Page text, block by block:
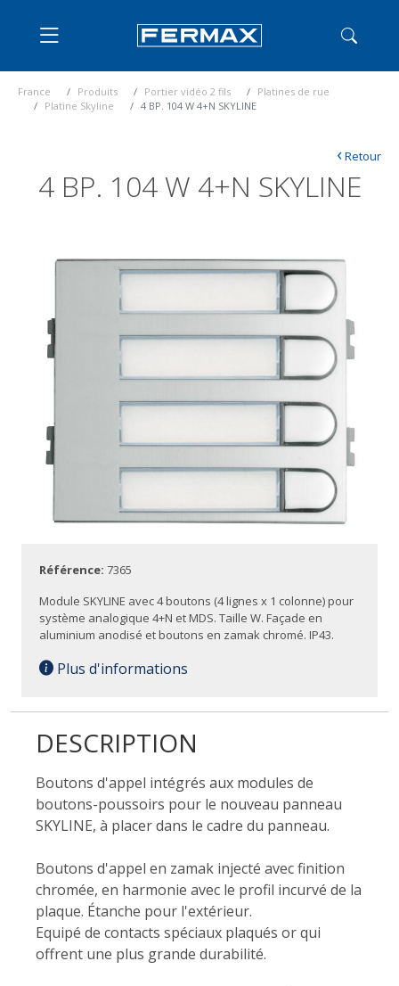
France Produits Portier vidéo 2 fils
Platines de rue
Platine Skyline
4 BP. 104 W 4+N SKYLINE
4 BP. 104 W 4+N SKYLINE
‹Retour
Référence: 7365
Module SKYLINE avec 4 boutons (4 lignes x 1 colonne) pour
système analogique 4+N et MDS. Taille W. Façade en
aluminium anodisé et boutons en zamak chromé. IP43.
Plus d'informations
DESCRIPTION
Boutons d'appel intégrés aux modules de
boutons-poussoirs pour le nouveau panneau
SKYLINE, à placer dans le cadre du panneau.
Boutons d'appel en zamak injecté avec finition
chromée, en harmonie avec le profil incurvé de la
plaque. Étanche pour l'extérieur.
Equipé de contacts spéciaux plaqués or qui
offrent une plus grande durabilité.